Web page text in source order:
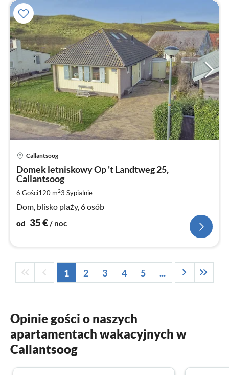
Callantsoog
Domek letniskowy Op 't Landtweg 25,
Callantsoog
6 Gości120 m23 Sypialnie
Dom, blisko plaży, 6 osób
od 35€/ noc
1 2 3 4 5 ...
Opinie gości o naszych
apartamentach wakacyjnych w
Callantsoog